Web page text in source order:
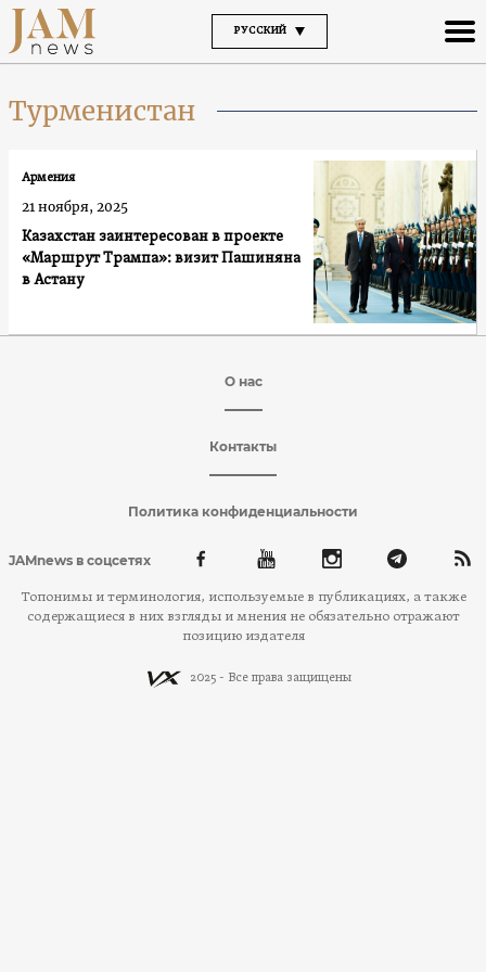
РУССКИЙ
Турменистан
Казахстан заинтересован в проекте
«Маршрут Трампа»: визит Пашиняна
в Астану
Армения
21 ноября, 2025
О нас
Контакты
Политика конфиденциальности
JAMnews в соцсетях
Топонимы и терминология, используемые в публикациях, а также
содержащиеся в них взгляды и мнения не обязательно отражают
позицию издателя
2025 - Все права защищены